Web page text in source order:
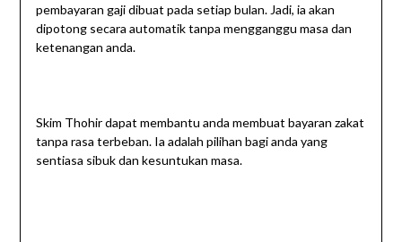
pembayaran gaji dibuat pada setiap bulan. Jadi, ia akan
dipotong secara automatik tanpa mengganggu masa dan
ketenangan anda.
Skim Thohir dapat membantu anda membuat bayaran zakat
tanpa rasa terbeban. Ia adalah pilihan bagi anda yang
sentiasa sibuk dan kesuntukan masa.